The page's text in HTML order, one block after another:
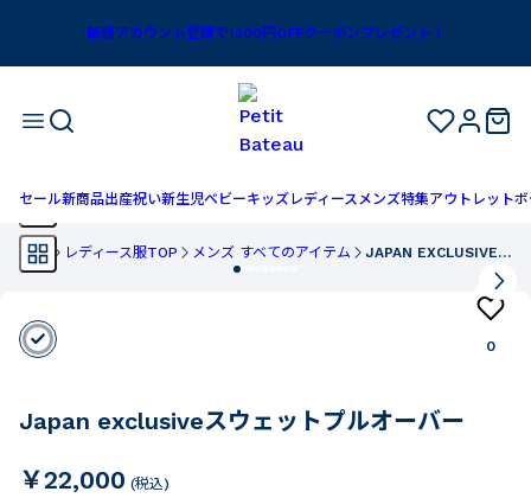
新規アカウント登録で1,100円OFFクーポンプレゼント！
セール新商品出産祝い新生児ベビーキッズ レディースメンズ特集アウトレットボ
TOP レディース服TOP メンズ すべてのアイテム JAPAN EXCLUSIVEスウェットプルオーバー
0
Japan exclusiveスウェットプルオーバー
￥22,000 (税込)